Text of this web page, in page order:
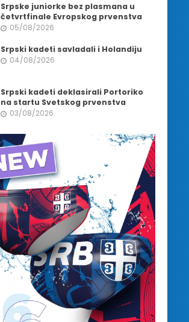
Srpske juniorke bez plasmana u
četvrtfinale Evropskog prvenstva
05/08/2026
Srpski kadeti savladali i Holandiju
04/08/2026
Srpski kadeti deklasirali Portoriko
na startu Svetskog prvenstva
03/08/2026